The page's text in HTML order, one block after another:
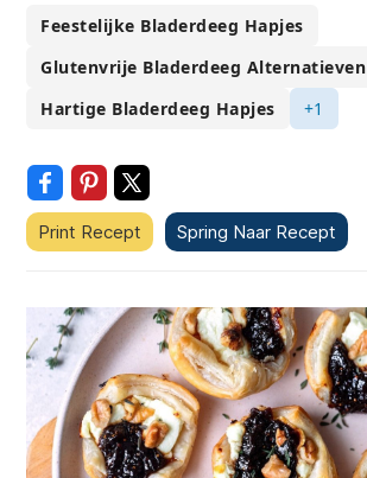
Feestelijke Bladerdeeg Hapjes
Glutenvrije Bladerdeeg Alternatieven
Hartige Bladerdeeg Hapjes
+1
Print Recept Spring Naar Recept